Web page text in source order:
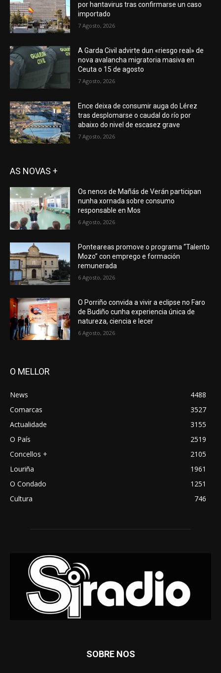
por hantavirus tras confirmarse un caso
importado
7 Agosto, 2026
A Garda Civil advirte dun «riesgo real» de
nova avalancha migratoria masiva en
Ceuta o 15 de agosto
7 Agosto, 2026
Ence deixa de consumir auga do Lérez
tras desplomarse o caudal do río por
abaixo do nivel de escasez grave
7 Agosto, 2026
AS NOVAS +
Os nenos de Mañás de Verán participan
nunha xornada sobre consumo
responsable en Mos
6 Agosto, 2026
Ponteareas promove o programa “Talento
Mozo” con emprego e formación
remunerada
6 Agosto, 2026
O Porriño convida a vivir a eclipse no Faro
de Budiño cunha experiencia única de
natureza, ciencia e lecer
6 Agosto, 2026
O MELLOR
News
4488
Comarcas
3527
Actualidade
3155
O País
2519
Concellos +
2105
Louriña
1961
O Condado
1251
Cultura
746
SOBRE NOS